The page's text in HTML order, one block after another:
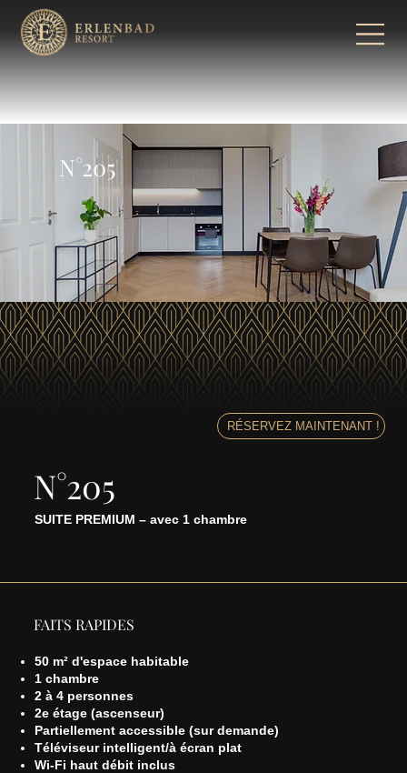
N°205
RÉSERVEZ MAINTENANT !
N°205
SUITE PREMIUM – avec 1 chambre
FAITS RAPIDES
50 m² d'espace habitable
1 chambre
2 à 4 personnes
2e étage (ascenseur)
Partiellement accessible (sur demande)
Téléviseur intelligent/à écran plat
Wi-Fi haut débit inclus